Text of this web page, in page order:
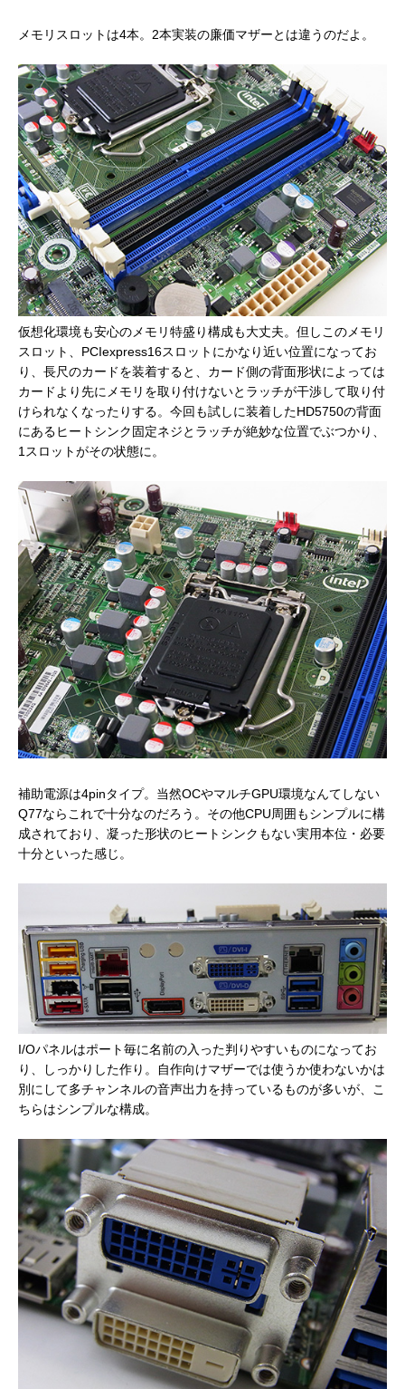
メモリスロットは4本。2本実装の廉価マザーとは違うのだよ。
仮想化環境も安心のメモリ特盛り構成も大丈夫。但しこのメモリ
スロット、PCIexpress16スロットにかなり近い位置になってお
り、長尺のカードを装着すると、カード側の背面形状によっては
カードより先にメモリを取り付けないとラッチが干渉して取り付
けられなくなったりする。今回も試しに装着したHD5750の背面
にあるヒートシンク固定ネジとラッチが絶妙な位置でぶつかり、
1スロットがその状態に。
補助電源は4pinタイプ。当然OCやマルチGPU環境なんてしない
Q77ならこれで十分なのだろう。その他CPU周囲もシンプルに構
成されており、凝った形状のヒートシンクもない実用本位・必要
十分といった感じ。
I/Oパネルはポート毎に名前の入った判りやすいものになってお
り、しっかりした作り。自作向けマザーでは使うか使わないかは
別にして多チャンネルの音声出力を持っているものが多いが、こ
ちらはシンプルな構成。